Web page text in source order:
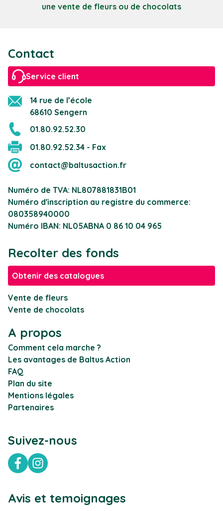
une vente de fleurs ou de chocolats
Contact
Service client
14 rue de l’école
68610 Sengern
01.80.92.52.30
01.80.92.52.34 - Fax
contact@baltusaction.fr
Numéro de TVA: NL807881831B01
Numéro d'inscription au registre du commerce:
080358940000
Numéro IBAN: NL05ABNA 0 86 10 04 965
Recolter des fonds
Obtenir des catalogues
Vente de fleurs
Vente de chocolats
A propos
Comment cela marche ?
Les avantages de Baltus Action
FAQ
Plan du site
Mentions légales
Partenaires
Suivez-nous
FacebookInstagram
Avis et temoignages